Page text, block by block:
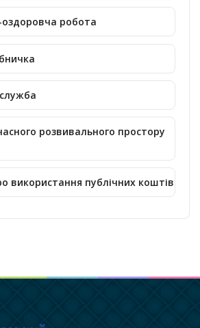
оздоровча робота
розвивального простору
використання публічних коштів